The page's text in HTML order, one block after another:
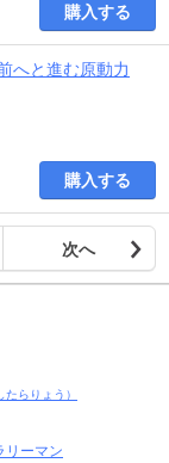
購入する
へと進む原動力
購入する
次へ
たらりょう）
リーマン